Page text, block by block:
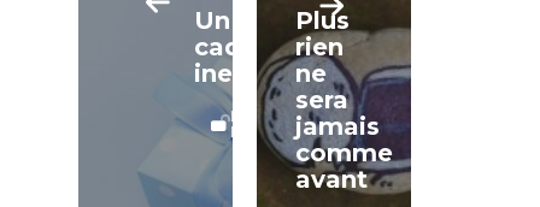
Un
cadeau
inestimable
LECTURE
LIBRE
Plus
rien
ne
sera
jamais
comme
avant